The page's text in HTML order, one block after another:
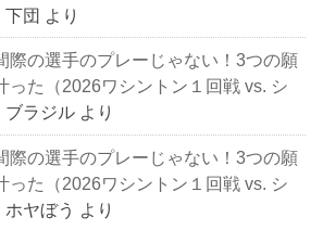
下団 より
際の選手のプレーじゃない！3つの願
った（2026ワシントン１回戦 vs. シ
ブラジル より
際の選手のプレーじゃない！3つの願
った（2026ワシントン１回戦 vs. シ
ホヤぼう より